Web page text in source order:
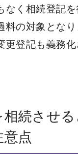
なく相続登記
の対象となり
更登記も義務
続させ
点